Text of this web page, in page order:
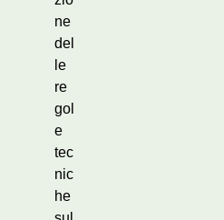
ne
del
le
re
gol
e
tec
nic
he